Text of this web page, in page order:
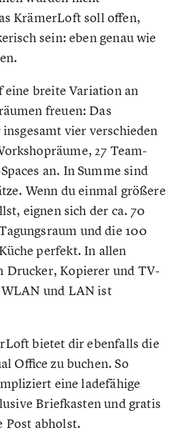
KrämerLoft soll offen,
sein: eben genau wie
eine breite Variation an
freuen: Das
vier verschieden
27 Team-
an. In Summe sind
Wenn du einmal größere
eignen sich der ca. 70
und die 100
perfekt. In allen
Drucker, Kopierer und TV-
und LAN ist
bietet dir ebenfalls die
Office zu buchen. So
eine ladefähige
Briefkasten und gratis
Post abholst.